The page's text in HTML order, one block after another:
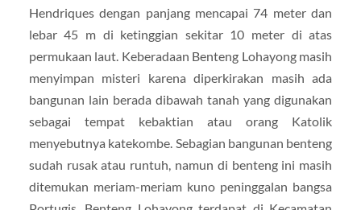
Hendriques dengan panjang mencapai 74 meter dan
lebar 45 m di ketinggian sekitar 10 meter di atas
permukaan laut. Keberadaan Benteng Lohayong masih
menyimpan misteri karena diperkirakan masih ada
bangunan lain berada dibawah tanah yang digunakan
sebagai tempat kebaktian atau orang Katolik
menyebutnya katekombe. Sebagian bangunan benteng
sudah rusak atau runtuh, namun di benteng ini masih
ditemukan meriam-meriam kuno peninggalan bangsa